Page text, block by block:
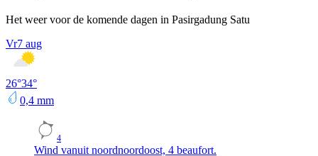
Het weer voor de komende dagen in Pasirgadung Satu
Vr7 aug
26°34°
0,4 mm
4
Wind vanuit noordnoordoost, 4 beaufort.